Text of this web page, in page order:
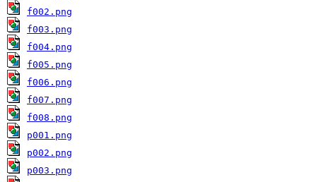
f002.png
f003.png
f004.png
f005.png
f006.png
f007.png
f008.png
p001.png
p002.png
p003.png